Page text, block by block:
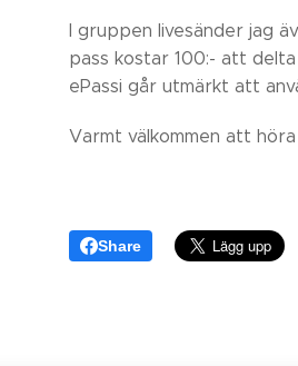
I gruppen livesänder jag
pass kostar 100:- att delta
ePassi går utmärkt att
Varmt välkommen att
Share